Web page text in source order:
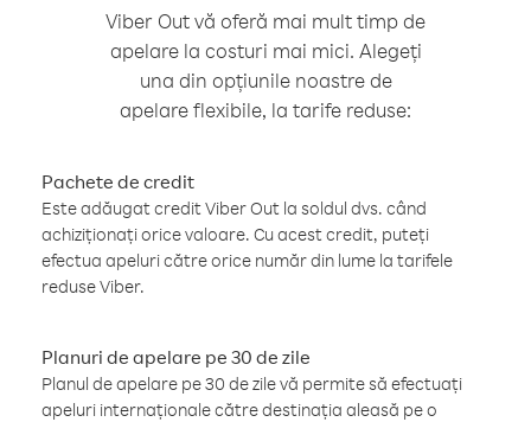
Viber Out vă oferă mai mult timp de
apelare la costuri mai mici. Alegeți
una din opțiunile noastre de
apelare flexibile, la tarife reduse:
Pachete de credit
Este adăugat credit Viber Out la soldul dvs. când
achiziționați orice valoare. Cu acest credit, puteți
efectua apeluri către orice număr din lume la tarifele
reduse Viber.
Planuri de apelare pe 30 de zile
Planul de apelare pe 30 de zile vă permite să efectuați
apeluri internaționale către destinația aleasă pe o